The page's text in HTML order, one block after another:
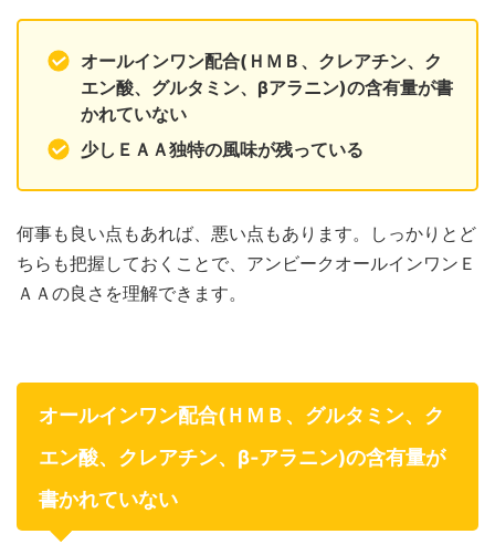
オールインワン配合(ＨＭＢ、クレアチン、ク
エン酸、グルタミン、βアラニン)の含有量が書
かれていない
少しＥＡＡ独特の風味が残っている
何事も良い点もあれば、悪い点もあります。しっかりとど
ちらも把握しておくことで、アンビークオールインワンＥ
ＡＡの良さを理解できます。
オールインワン配合(ＨＭＢ、グルタミン、ク
エン酸、クレアチン、β‐アラニン)の含有量が
書かれていない